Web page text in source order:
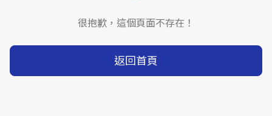
很抱歉，這個頁面不存在！
返回首頁